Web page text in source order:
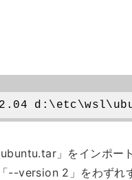
」をインポー
--version 2」をわずれ